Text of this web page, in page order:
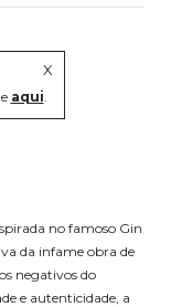
aqui
X
no famoso Gin
da infame obra de
negativos do
e autenticidade, a